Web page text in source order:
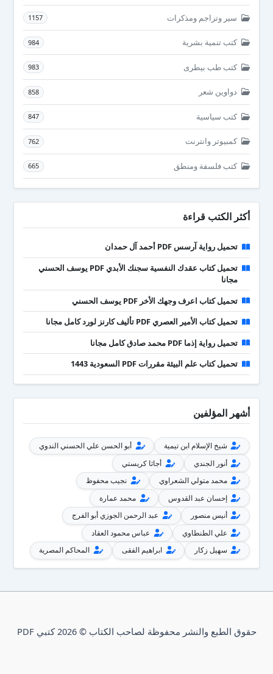
سير وتراجم ومذكرات 1157
كتب تنمية بشرية 984
كتب طب بيطرى 983
دواوين شعر 858
كتب سياسية 847
كمبيوتر وانترنت 762
كتب فلسفة ومنطق 665
أكثر الكتب قراءة
تحميل رواية آرسس PDF أحمد آل حمدان
تحميل كتاب عقدك النفسية سجنك الأبدي PDF يوسف الحسني
مجانا
تحميل كتاب اعرف وجهك الأخر PDF يوسف الحسني
تحميل كتاب الأمير العصري PDF تأليف كارنز لورد كامل مجانا
تحميل رواية إذما PDF محمد صادق كامل مجانا
تحميل كتاب علم البيئة مقررات PDF السعودية 1443
أشهر المؤلفين
شيخ الإسلام ابن تيمية
أبو الحسن علي الحسني الندوي
أنور الجندي
أجاثا كريستي
محمد متولي الشعراوي
نجيب محفوظ
إحسان عبد القدوس
محمد عمارة
أنيس منصور
عبد الرحمن الجوزي أبو الفرج
علي الطنطاوي
عباس محمود العقاد
سهيل زكار
ابراهيم الفقى المحاكم المصرية
حقوق الطبع والنشر محفوظة لصاحب الكتاب © 2026 كتبي PDF